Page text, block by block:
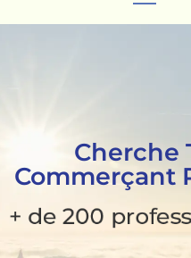
Cherche
Commerçant